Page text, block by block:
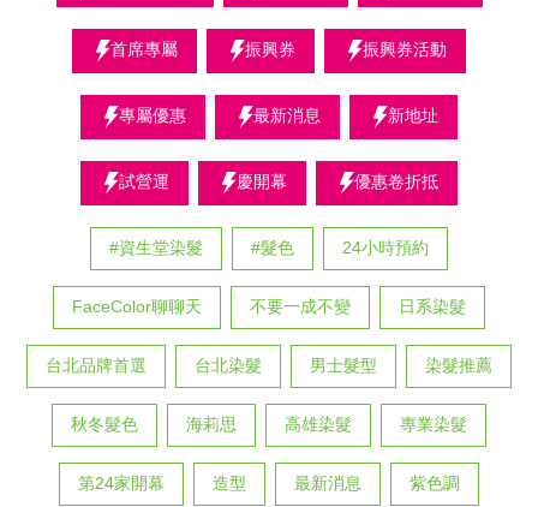
首席專屬 振興券 振興券活動
專屬優惠 最新消息 新地址
試營運 慶開幕 優惠卷折抵
#資生堂染髮 #髮色 24小時預約
FaceColor聊聊天 不要一成不變 日系染髮
台北品牌首選 台北染髮 男士髮型 染髮推薦
秋冬髮色 海莉思 高雄染髮 專業染髮
第24家開幕 造型 最新消息 紫色調